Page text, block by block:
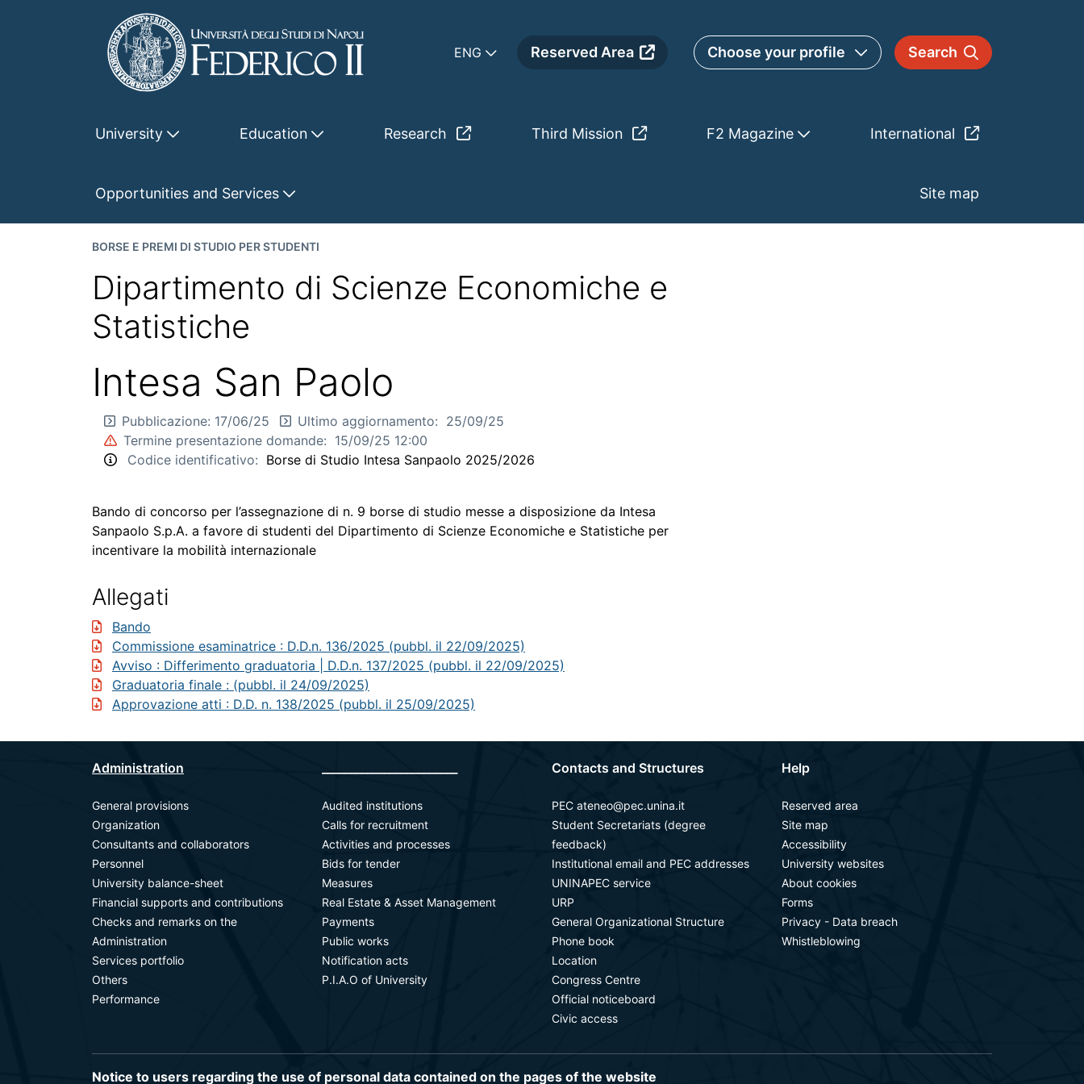
Skip to Main Content
Search
Reserved Area Choose your profile
ENG
University Education Research Third Mission F2 Magazine International
Opportunities and Services Site map
BS_SES_Intesa_SanPaolo_2025_26
Torna indietro
BORSE E PREMI DI STUDIO PER STUDENTI
Dipartimento di Scienze Economiche e
Statistiche
Intesa San Paolo
Pubblicazione: 17/06/25 Ultimo aggiornamento: 25/09/25
Termine presentazione domande: 15/09/25 12:00
Codice identificativo: Borse di Studio Intesa Sanpaolo 2025/2026
Bando di concorso per l’assegnazione di n. 9 borse di studio messe a disposizione da Intesa
Sanpaolo S.p.A. a favore di studenti del Dipartimento di Scienze Economiche e Statistiche per
incentivare la mobilità internazionale
Allegati
Bando
Commissione esaminatrice : D.D.n. 136/2025 (pubbl. il 22/09/2025)
Avviso : Differimento graduatoria | D.D.n. 137/2025 (pubbl. il 22/09/2025)
Graduatoria finale : (pubbl. il 24/09/2025)
Approvazione atti : D.D. n. 138/2025 (pubbl. il 25/09/2025)
Administration
General provisions
Organization
Consultants and collaborators
Personnel
University balance-sheet
Financial supports and contributions
Checks and remarks on the
Administration
Services portfolio
Others
Performance
Audited institutions
Calls for recruitment
Activities and processes
Bids for tender
Measures
Real Estate & Asset Management
Payments
Public works
Notification acts
P.I.A.O of University
Contacts and Structures
PEC ateneo@pec.unina.it
Student Secretariats (degree
feedback)
Institutional email and PEC addresses
UNINAPEC service
URP
General Organizational Structure
Phone book
Location
Congress Centre
Official noticeboard
Civic access
Help
Reserved area
Site map
Accessibility
University websites
About cookies
Forms
Privacy - Data breach
Whistleblowing
Notice to users regarding the use of personal data contained on the pages of the website